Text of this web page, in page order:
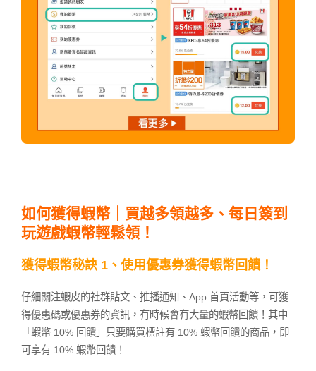
如何獲得蝦幣｜買越多領越多、每日簽到
玩遊戲蝦幣輕鬆領！
獲得蝦幣秘訣 1、使用優惠券獲得蝦幣回饋！
仔細關注蝦皮的社群貼文、推播通知、App 首頁活動等，可獲
得優惠碼或優惠券的資訊，有時候會有大量的蝦幣回饋！其中
「蝦幣 10% 回饋」只要購買標註有 10% 蝦幣回饋的商品，即
可享有 10% 蝦幣回饋！